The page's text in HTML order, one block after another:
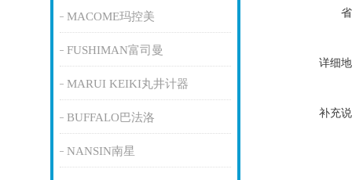
MACOME玛控美
FUSHIMAN富司曼
MARUI KEIKI丸井计器
BUFFALO巴法洛
NANSIN南星
详细
补充